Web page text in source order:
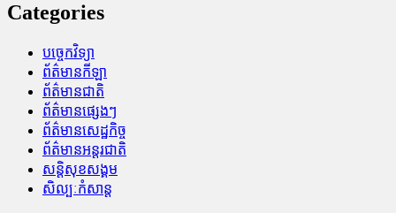
Categories
បច្ចេកវិទ្យា
ព័ត៌មានកីឡា
ព័ត៌មានជាតិ
ព័ត៌មានផ្សេងៗ
ព័ត៌មានសេដ្ឋកិច្ច
ព័ត៌មានអន្តរជាតិ
សន្តិសុខសង្គម
សិល្បៈកំសាន្ត